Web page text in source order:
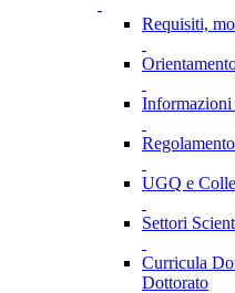
Requisiti,
Informazioni
UGQ e
Settori
Curricula
Dottorato